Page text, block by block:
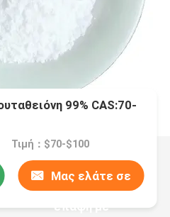
99% CAS:70-
Τιμή：$70-$100
Μας ελάτε σε
επαφή με